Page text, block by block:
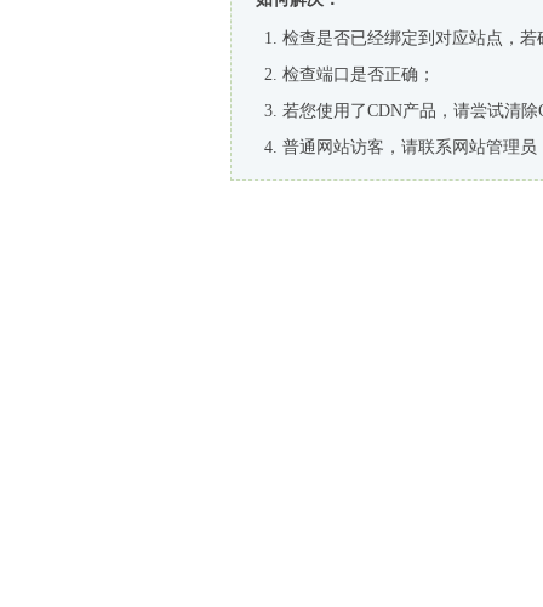
检查是否已经绑定到对应站点，
检查端口是否正确；
若您使用了CDN产品，请尝试清除
普通网站访客，请联系网站管理员